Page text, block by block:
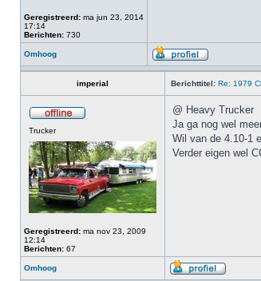
Geregistreerd: ma jun 23, 2014
17:14
Berichten: 730
Omhoog
imperial Berichttitel: Re: 1979
Trucker
Geregistreerd: ma nov 23, 2009
12:14
Berichten: 67
@ Heavy Trucker
Ja ga nog wel
Wil van de 4.10-1
Verder eigen wel
Omhoog